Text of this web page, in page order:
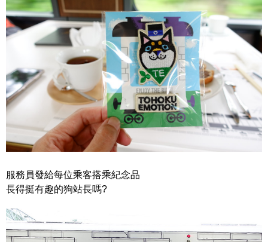
服務員發給每位乘客搭乘紀念品
長得挺有趣的狗站長嗎?